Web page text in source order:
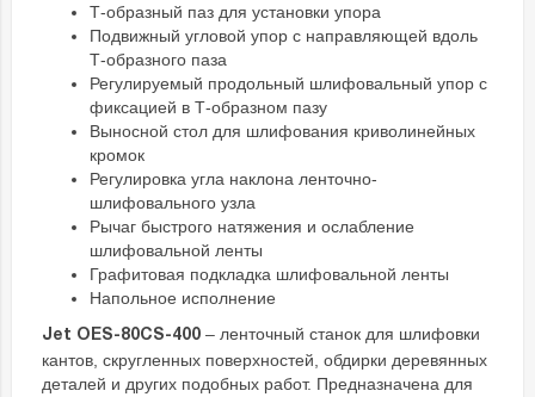
Т-образный паз для установки упора
Подвижный угловой упор с направляющей вдоль
Т-образного паза
Регулируемый продольный шлифовальный упор с
фиксацией в Т-образном пазу
Выносной стол для шлифования криволинейных
кромок
Регулировка угла наклона ленточно-
шлифовального узла
Рычаг быстрого натяжения и ослабление
шлифовальной ленты
Графитовая подкладка шлифовальной ленты
Напольное исполнение
Jet OES-80CS-400 – ленточный станок для шлифовки
кантов, скругленных поверхностей, обдирки деревянных
деталей и других подобных работ. Предназначена для